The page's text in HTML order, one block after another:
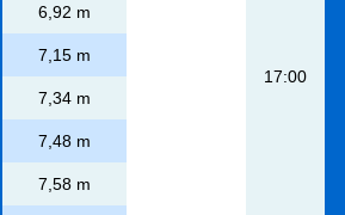
6,92 m
7,15 m
7,34 m
7,48 m
7,58 m
17:00